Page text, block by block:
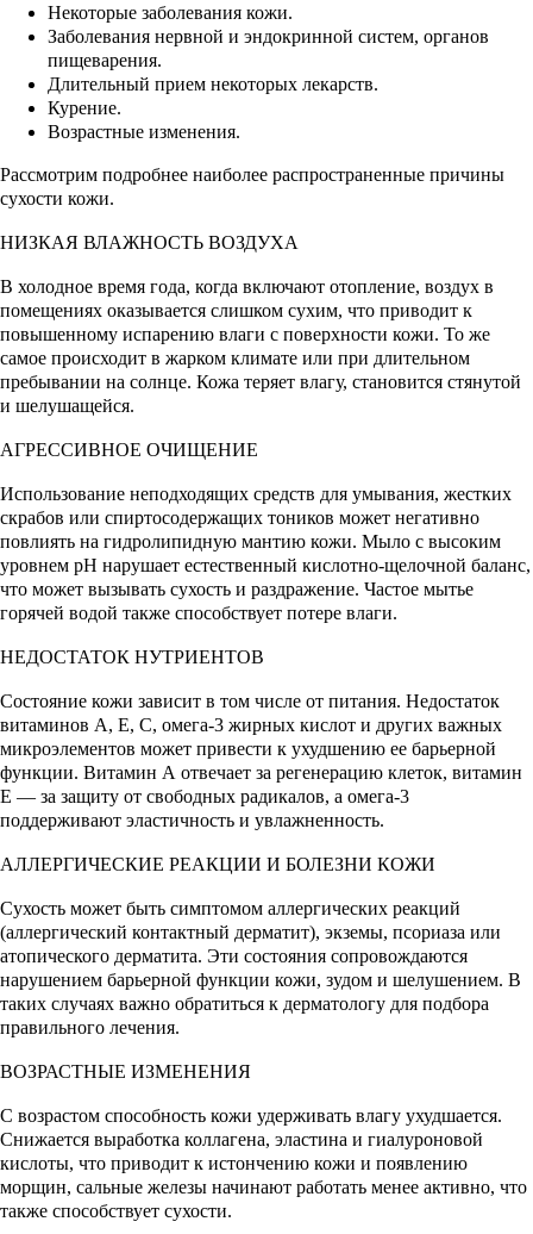
Некоторые заболевания кожи.
Заболевания нервной и эндокринной систем, органов
пищеварения.
Длительный прием некоторых лекарств.
Курение.
Возрастные изменения.
Рассмотрим подробнее наиболее распространенные причины
сухости кожи.
НИЗКАЯ ВЛАЖНОСТЬ ВОЗДУХА
В холодное время года, когда включают отопление, воздух в
помещениях оказывается слишком сухим, что приводит к
повышенному испарению влаги с поверхности кожи. То же
самое происходит в жарком климате или при длительном
пребывании на солнце. Кожа теряет влагу, становится стянутой
и шелушащейся.
АГРЕССИВНОЕ ОЧИЩЕНИЕ
Использование неподходящих средств для умывания, жестких
скрабов или спиртосодержащих тоников может негативно
повлиять на гидролипидную мантию кожи. Мыло с высоким
уровнем pH нарушает естественный кислотно-щелочной баланс,
что может вызывать сухость и раздражение. Частое мытье
горячей водой также способствует потере влаги.
НЕДОСТАТОК НУТРИЕНТОВ
Состояние кожи зависит в том числе от питания. Недостаток
витаминов A, E, C, омега-3 жирных кислот и других важных
микроэлементов может привести к ухудшению ее барьерной
функции. Витамин А отвечает за регенерацию клеток, витамин
Е — за защиту от свободных радикалов, а омега-3
поддерживают эластичность и увлажненность.
АЛЛЕРГИЧЕСКИЕ РЕАКЦИИ И БОЛЕЗНИ КОЖИ
Сухость может быть симптомом аллергических реакций
(аллергический контактный дерматит), экземы, псориаза или
атопического дерматита. Эти состояния сопровождаются
нарушением барьерной функции кожи, зудом и шелушением. В
таких случаях важно обратиться к дерматологу для подбора
правильного лечения.
ВОЗРАСТНЫЕ ИЗМЕНЕНИЯ
С возрастом способность кожи удерживать влагу ухудшается.
Снижается выработка коллагена, эластина и гиалуроновой
кислоты, что приводит к истончению кожи и появлению
морщин, сальные железы начинают работать менее активно, что
также способствует сухости.